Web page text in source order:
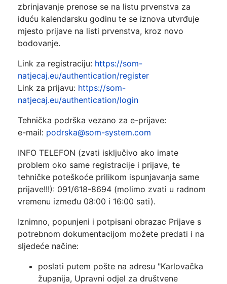
zbrinjavanje prenose se na listu prvenstva za
iduću kalendarsku godinu te se iznova utvrđuje
mjesto prijave na listi prvenstva, kroz novo
bodovanje.
Link za registraciju: https://som-
natjecaj.eu/authentication/register
Link za prijavu: https://som-
natjecaj.eu/authentication/login
Tehnička podrška vezano za e-prijave:
e-mail: podrska@som-system.com
INFO TELEFON (zvati isključivo ako imate
problem oko same registracije i prijave, te
tehničke poteškoće prilikom ispunjavanja same
prijave!!!): 091/618-8694 (molimo zvati u radnom
vremenu između 08:00 i 16:00 sati).
Iznimno, popunjeni i potpisani obrazac Prijave s
potrebnom dokumentacijom možete predati i na
sljedeće načine:
poslati putem pošte na adresu "Karlovačka
županija, Upravni odjel za društvene